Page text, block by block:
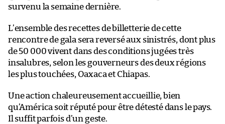
survenu la semaine dernière.
L’ensemble des recettes de billetterie de cette
rencontre de gala sera reversé aux sinistrés, dont plus
de 50 000 vivent dans des conditions jugées très
insalubres, selon les gouverneurs des deux régions
les plus touchées, Oaxaca et Chiapas.
Une action chaleureusement accueillie, bien
qu’América soit réputé pour être détesté dans le pays.
Il suffit parfois d’un geste.